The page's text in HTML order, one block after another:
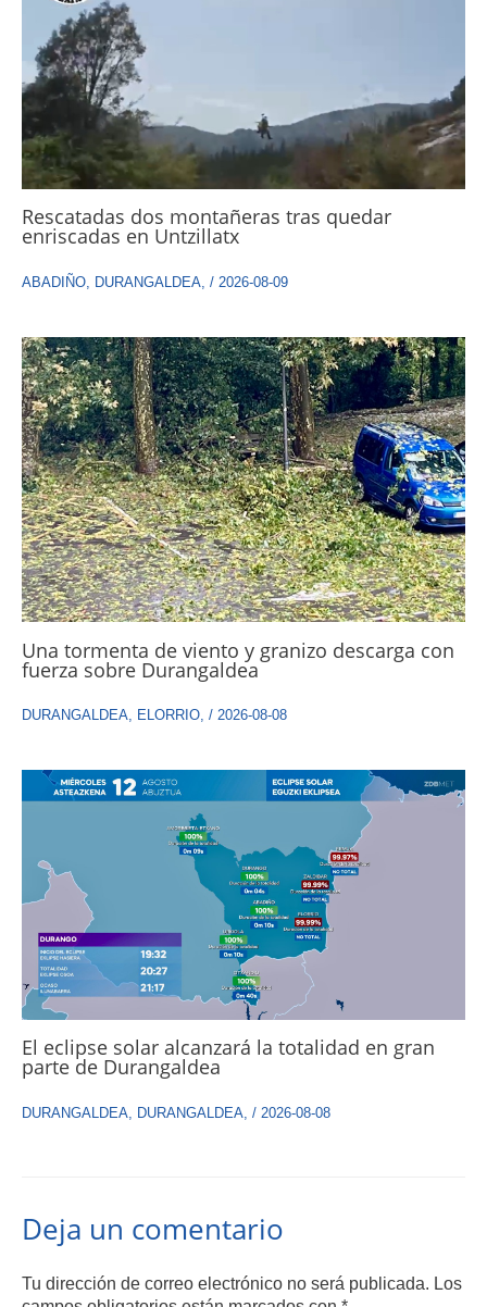
Rescatadas dos montañeras tras quedar
enriscadas en Untzillatx
ABADIÑO DURANGALDEA / 2026-08-09
Una tormenta de viento y granizo descarga con
fuerza sobre Durangaldea
DURANGALDEA ELORRIO / 2026-08-08
El eclipse solar alcanzará la totalidad en gran
parte de Durangaldea
DURANGALDEA DURANGALDEA / 2026-08-08
Deja un comentario
Tu dirección de correo electrónico no será publicada. Los